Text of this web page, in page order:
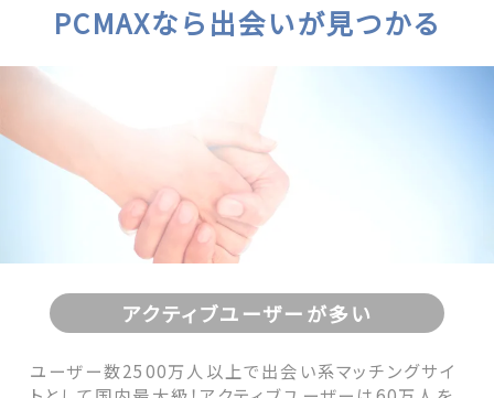
PCMAXなら出会いが見つかる
アクティブユーザーが多い
ユーザー数2500万人以上で出会い系マッチングサイ